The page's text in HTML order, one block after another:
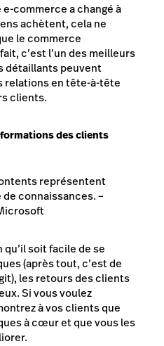
e-commerce a changé à
achètent, cela ne
le commerce
c’est l’un des meilleurs
détaillants peuvent
relations en tête-à-tête
clients.
des clients
représentent
connaissances.–
qu’il soit facile de se
(après tout, c’est de
les retours des clients
Si vous voulez
à vos clients que
à cœur et que vous les